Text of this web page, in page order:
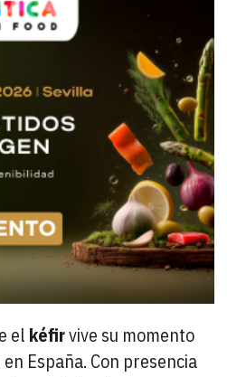
el kéfirvive su momento
España. Con presencia